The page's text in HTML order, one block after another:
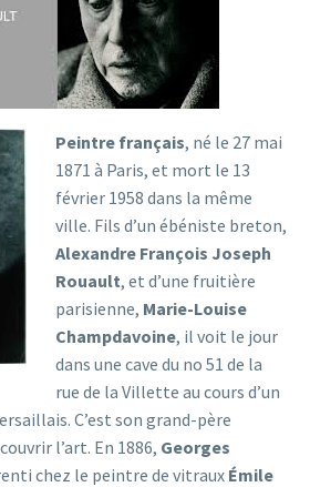
Peintre français, né le 27 mai
1871 à Paris, et mort le 13
février 1958 dans la même
ville. Fils d’un ébéniste breton,
Alexandre François Joseph
Rouault, et d’une fruitière
parisienne, Marie-Louise
Champdavoine, il voit le jour
dans une cave du no 51 de la
rue de la Villette au cours d’un
C’est son grand-père
l’art. En 1886, Georges
chez le peintre de vitraux Émile